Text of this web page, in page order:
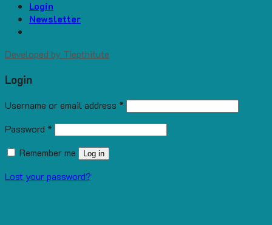
Login
Newsletter
Developed by Tiepthitute
Login
Username or email address *
Password *
Remember me
Log in
Lost your password?